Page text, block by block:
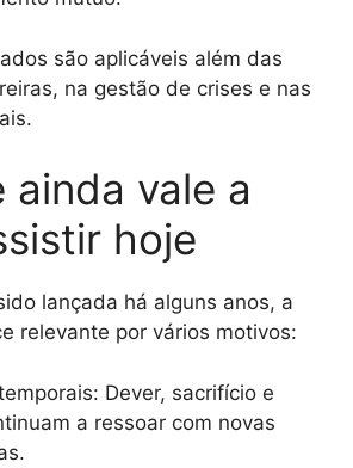
são aplicáveis além das
na gestão de crises e nas
ainda vale a
hoje
lançada há alguns anos, a
relevante por vários motivos:
Dever, sacrifício e
a ressoar com novas